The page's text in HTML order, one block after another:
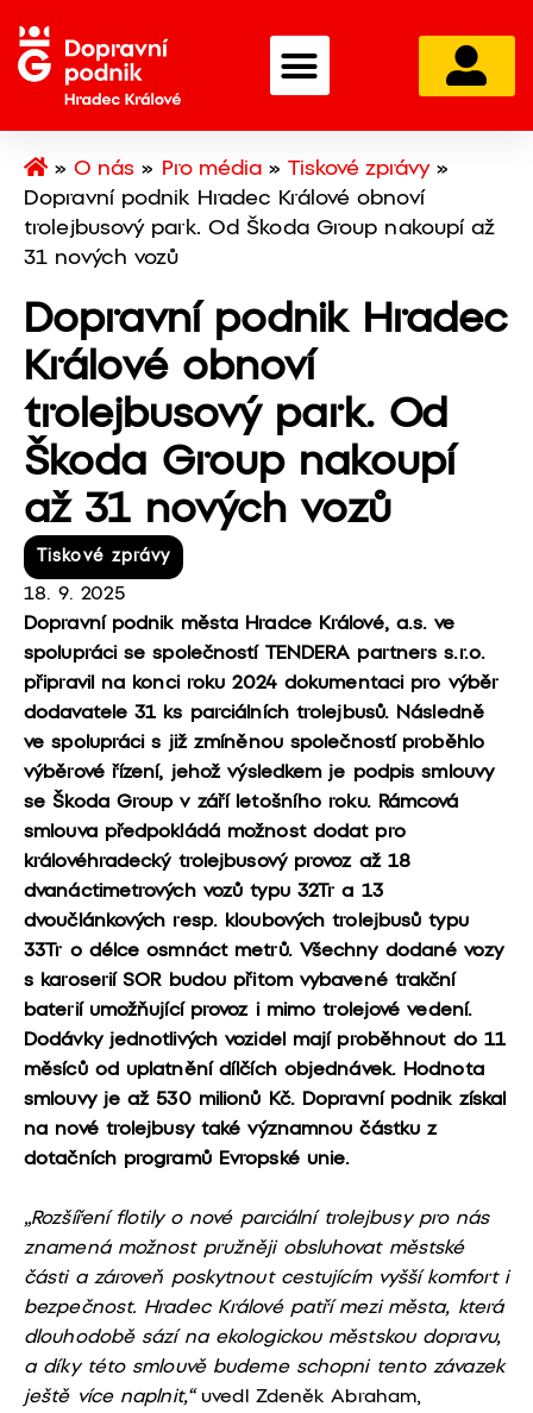
»O nás » Pro média» Tiskové zprávy»
Dopravní podnik Hradec Králové obnoví
trolejbusový park. Od Škoda Group nakoupí až
31 nových vozů
Dopravní podnik Hradec
Králové obnoví
trolejbusový park. Od
Škoda Group nakoupí
až 31 nových vozů
Tiskové zprávy
18. 9. 2025
Dopravní podnik města Hradce Králové, a.s. ve
spolupráci se společností TENDERA partners s.r.o.
připravil na konci roku 2024 dokumentaci pro výběr
dodavatele 31 ks parciálních trolejbusů. Následně
ve spolupráci s již zmíněnou společností proběhlo
výběrové řízení, jehož výsledkem je podpis smlouvy
se Škoda Group v září letošního roku. Rámcová
smlouva předpokládá možnost dodat pro
královéhradecký trolejbusový provoz až 18
dvanáctimetrových vozů typu 32Tr a 13
dvoučlánkových resp. kloubových trolejbusů typu
33Tr o délce osmnáct metrů. Všechny dodané vozy
s karoserií SOR budou přitom vybavené trakční
baterií umožňující provoz i mimo trolejové vedení.
Dodávky jednotlivých vozidel mají proběhnout do 11
měsíců od uplatnění dílčích objednávek. Hodnota
smlouvy je až 530 milionů Kč. Dopravní podnik získal
na nové trolejbusy také významnou částku z
dotačních programů Evropské unie.
„Rozšíření flotily o nové parciální trolejbusy pro nás
znamená možnost pružněji obsluhovat městské
části a zároveň poskytnout cestujícím vyšší komfort i
bezpečnost. Hradec Králové patří mezi města, která
dlouhodobě sází na ekologickou městskou dopravu,
a díky této smlouvě budeme schopni tento závazek
ještě více naplnit,“uvedl Zdeněk Abraham,